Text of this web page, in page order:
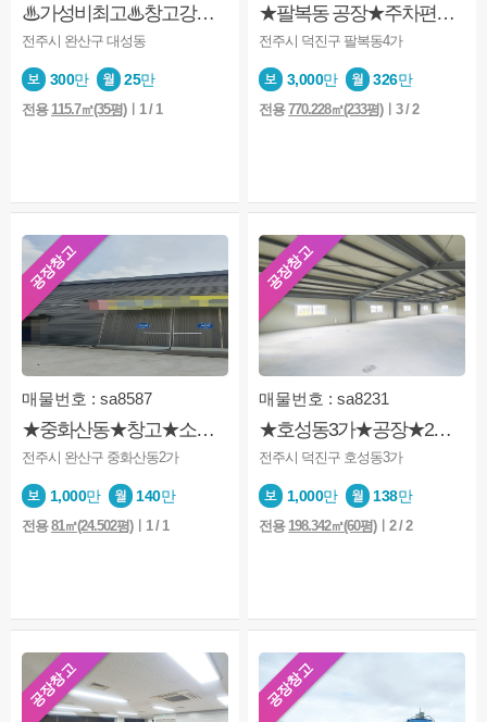
♨가성비최고♨창고강추♨접근성 좋음♨
전주시 완산구 대성동
300만 25만
전용 115.7㎡(35평)ㅣ1 / 1
★팔복동 공장★주차편리★화물엘레베이터★용도상공장
전주시 덕진구 팔복동4가
3,000만 326만
전용770.228㎡(233평)ㅣ3 / 2
공장창고
매물번호 : sa8587
★중화산동★창고★소매점.★공장★
전주시 완산구 중화산동2가
1,000만 140만
전용81㎡(24.502평)ㅣ1 / 1
공장창고
매물번호 : sa8231
★호성동3가★공장★2층★넓은주차장★2종근생★신축
전주시 덕진구 호성동3가
1,000만 138만
전용 198.342㎡(60평)ㅣ2 / 2
공장창고 공장창고